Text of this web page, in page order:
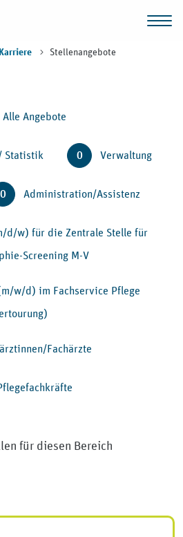
Karriere Stellenangebote
Alle Angebote
Statistik 0 Verwaltung
0 Administration/Assistenz
d/w) für die Zentrale Stelle für
Screening M-V
w/d) im Fachservice Pflege
Fachärzte
für diesen Bereich